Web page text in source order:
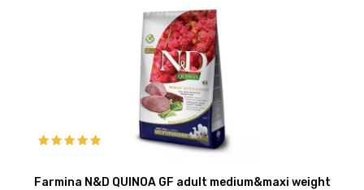
Farmina N&D QUINOA GF adult medium&maxi weight